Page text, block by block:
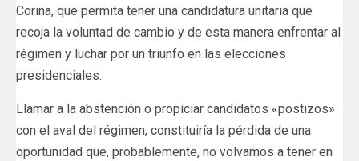
Corina, que permita tener una candidatura unitaria que
recoja la voluntad de cambio y de esta manera enfrentar al
régimen y luchar por un triunfo en las elecciones
presidenciales.
Llamar a la abstención o propiciar candidatos «postizos»
con el aval del régimen, constituiría la pérdida de una
oportunidad que, probablemente, no volvamos a tener en